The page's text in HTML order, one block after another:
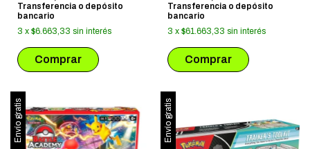
Transferencia o depósito
bancario
3 x $6.663,33 sin interés
Transferencia o depósito
bancario
3 x $61.663,33 sin interés
Envío gratis Envío gratis